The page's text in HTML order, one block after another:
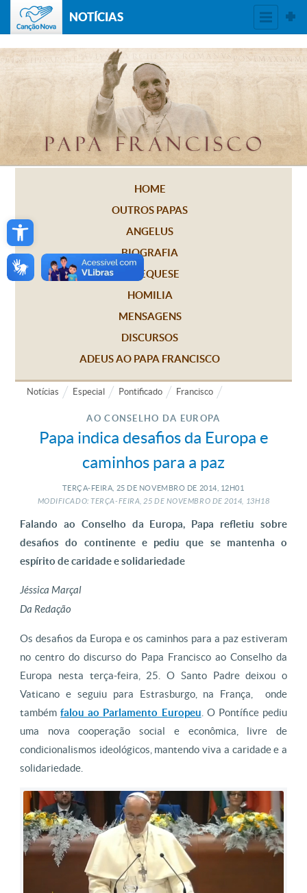
Open toolbar
NOTÍCIAS
HOME
OUTROS PAPAS
ANGELUS
BIOGRAFIA
CATEQUESE
HOMILIA
MENSAGENS
DISCURSOS
ADEUS AO PAPA FRANCISCO
Notícias Especial Pontificado Francisco
AO CONSELHO DA EUROPA
Papa indica desafios da Europa e
caminhos para a paz
TERÇA-FEIRA, 25 DE NOVEMBRO DE 2014, 12H01
MODIFICADO: TERÇA-FEIRA, 25 DE NOVEMBRO DE2014, 13H18
Falando ao Conselho da Europa, Papa refletiu sobre
desafios do continente e pediu que se mantenha o
espírito de caridade e solidariedade
Jéssica Marçal
Da Redação
Os desafios da Europa e os caminhos para a paz estiveram
no centro do discurso do Papa Francisco ao Conselho da
Europa nesta terça-feira, 25. O Santo Padre deixou o
Vaticano e seguiu para Estrasburgo, na França, onde
tambémfalou ao Parlamento Europeu . O Pontífice pediu
uma nova cooperação social e econômica, livre de
condicionalismos ideológicos, mantendo viva a caridade e a
solidariedade.